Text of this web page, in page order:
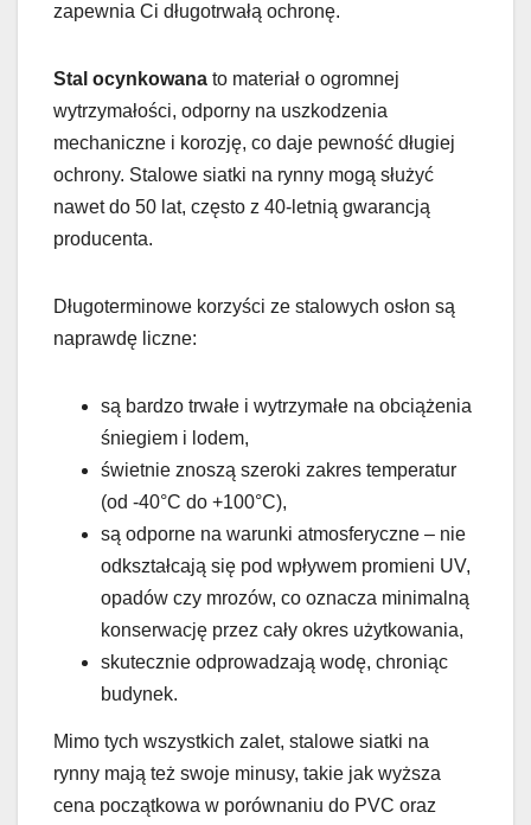
zapewnia Ci długotrwałą ochronę.
Stal ocynkowana to materiał o ogromnej
wytrzymałości, odporny na uszkodzenia
mechaniczne i korozję, co daje pewność długiej
ochrony. Stalowe siatki na rynny mogą służyć
nawet do 50 lat, często z 40-letnią gwarancją
producenta.
Długoterminowe korzyści ze stalowych osłon są
naprawdę liczne:
są bardzo trwałe i wytrzymałe na obciążenia
śniegiem i lodem,
świetnie znoszą szeroki zakres temperatur
(od -40°C do +100°C),
są odporne na warunki atmosferyczne – nie
odkształcają się pod wpływem promieni UV,
opadów czy mrozów, co oznacza minimalną
konserwację przez cały okres użytkowania,
skutecznie odprowadzają wodę, chroniąc
budynek.
Mimo tych wszystkich zalet, stalowe siatki na
rynny mają też swoje minusy, takie jak wyższa
cena początkowa w porównaniu do PVC oraz